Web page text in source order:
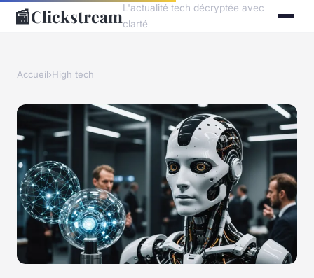
📰ClickstreamL'actualité tech décryptée avec
clarté
Accueil›High tech